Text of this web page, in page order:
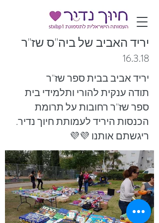
יריד האביב של ביה"ס שז"ר
16.3.18
יריד אביב בבית ספר שז"ר
תודה ענקית להורי ותלמידי בית
ספר שז"ר רחובות על תרומת
הכנסות היריד לעמותת חיוך נדיר.
ריגשתם אותנו 💜💜